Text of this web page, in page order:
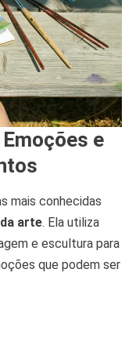
e
mais conhecidas
arte. Ela utiliza
e escultura para
que podem ser